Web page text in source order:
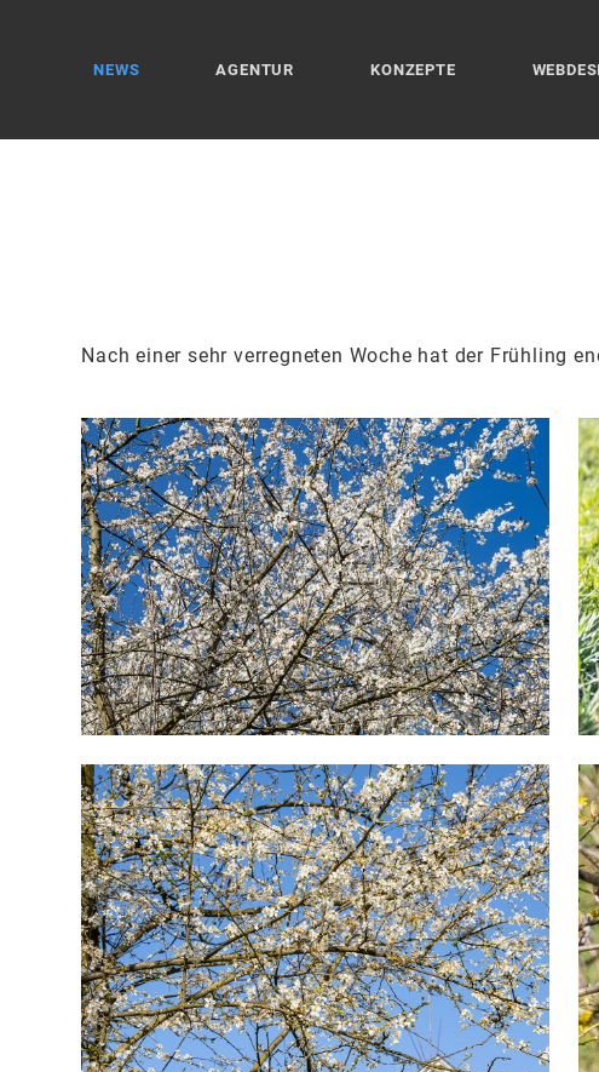
NEWS AGENTUR KONZEPTE
Nach einer sehr verregneten Woche hat der Frühling